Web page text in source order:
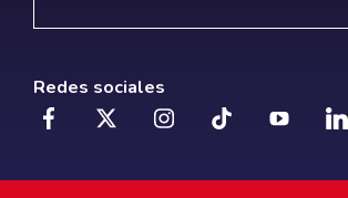
Redes sociales